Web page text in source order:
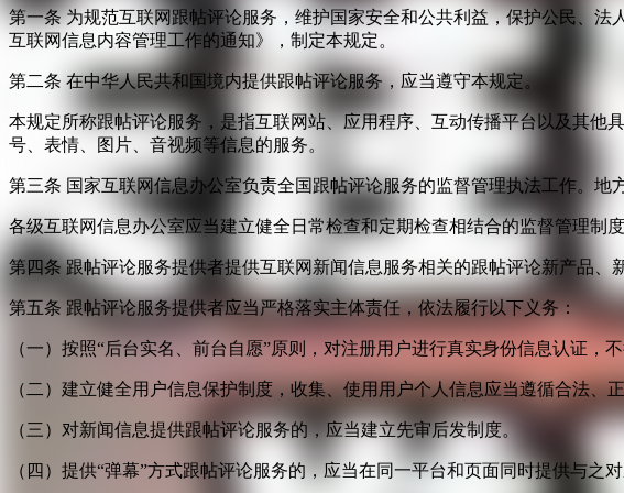
第一条 为规范互联网跟帖评论服务，维护国家安全和公共利益，保护公民、
互联网信息内容管理工作的通知》，制定本规定。
第二条 在中华人民共和国境内提供跟帖评论服务，应当遵守本规定。
本规定所称跟帖评论服务，是指互联网站、应用程序、互动传播平台以及其他
号、表情、图片、音视频等信息的服务。
第三条 国家互联网信息办公室负责全国跟帖评论服务的监督管理执法工作。
各级互联网信息办公室应当建立健全日常检查和定期检查相结合的监督管理制
第四条 跟帖评论服务提供者提供互联网新闻信息服务相关的跟帖评论新产品
第五条 跟帖评论服务提供者应当严格落实主体责任，依法履行以下义务：
（一）按照“后台实名、前台自愿”原则，对注册用户进行真实身份信息认证，
（二）建立健全用户信息保护制度，收集、使用用户个人信息应当遵循合法
（三）对新闻信息提供跟帖评论服务的，应当建立先审后发制度。
（四）提供“弹幕”方式跟帖评论服务的，应当在同一平台和页面同时提供与之